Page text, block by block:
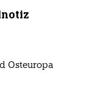
Osteuropa